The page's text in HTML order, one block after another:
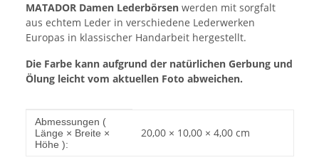
MATADOR Damen Lederbörsen werden mit sorgfalt
aus echtem Leder in verschiedene Lederwerken
Europas in klassischer Handarbeit hergestellt.
Die Farbe kann aufgrund der natürlichen Gerbung und
Ölung leicht vom aktuellen Foto abweichen.
Produkteigenschaft
Wert
Abmessungen (
Länge × Breite ×
Höhe ):
20,00 × 10,00 × 4,00 cm